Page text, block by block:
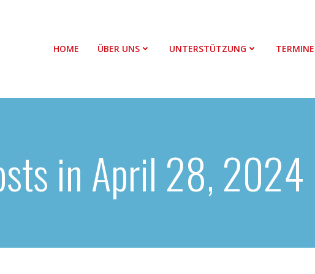
HOME ÜBER UNS UNTERSTÜTZUNG TERMINE
in April 28, 2024